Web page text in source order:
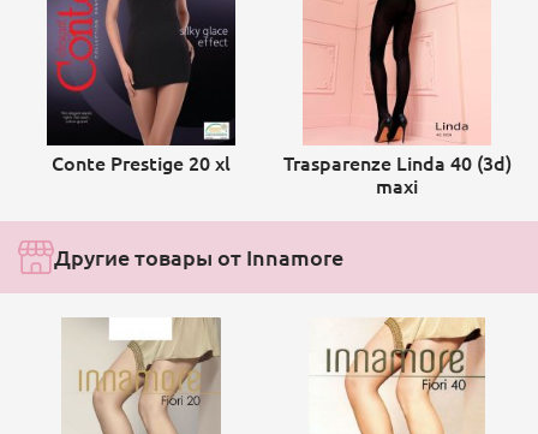
Conte Prestige 20 xl
Trasparenze Linda 40 (3d)
maxi
Другие товары от Innamore